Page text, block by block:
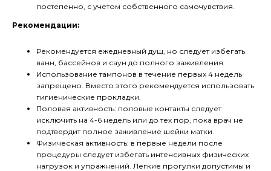
постепенно, с учетом собственного самочувствия.
Рекомендации:
Рекомендуется ежедневный душ, но следует избегать
ванн, бассейнов и саун до полного заживления.
Использование тампонов в течение первых 4 недель
запрещено. Вместо этого рекомендуется использовать
гигиенические прокладки.
Половая активность: половые контакты следует
исключить на 4-6 недель или до тех пор, пока врач не
подтвердит полное заживление шейки матки.
Физическая активность: в первые недели после
процедуры следует избегать интенсивных физических
нагрузок и упражнений. Легкие прогулки допустимы и